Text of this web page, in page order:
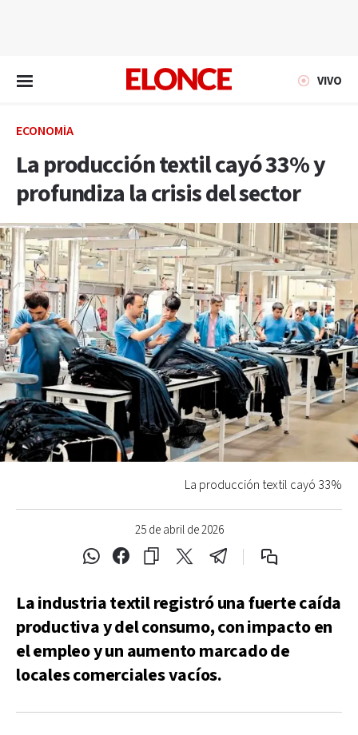
VIVO
ECONOMÍA
La producción textil cayó 33% y
profundiza la crisis del sector
25 de abril de 2026
La producción textil cayó 33%
La industria textil registró una fuerte caída
productiva y del consumo, con impacto en
el empleo y un aumento marcado de
locales comerciales vacíos.